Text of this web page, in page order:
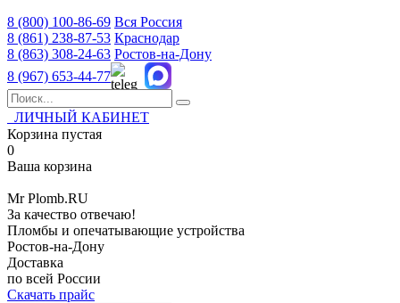
8 (800) 100-86-69 Вся Россия
8 (861) 238-87-53 Краснодар
8 (863) 308-24-63 Ростов-на-Дону
8 (967) 653-44-77
ЛИЧНЫЙ КАБИНЕТ
Корзина пустая
0
Ваша корзина
MrPlomb.RU
За качество отвечаю!
Пломбы и опечатывающие устройства
Ростов-на-Дону
Доставка
по всей России
Скачать прайс